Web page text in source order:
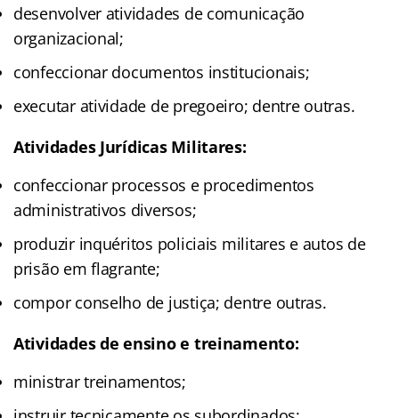
desenvolver atividades de comunicação
organizacional;
confeccionar documentos institucionais;
executar atividade de pregoeiro; dentre outras.
Atividades Jurídicas Militares:
confeccionar processos e procedimentos
administrativos diversos;
produzir inquéritos policiais militares e autos de
prisão em flagrante;
compor conselho de justiça; dentre outras.
Atividades de ensino e treinamento:
ministrar treinamentos;